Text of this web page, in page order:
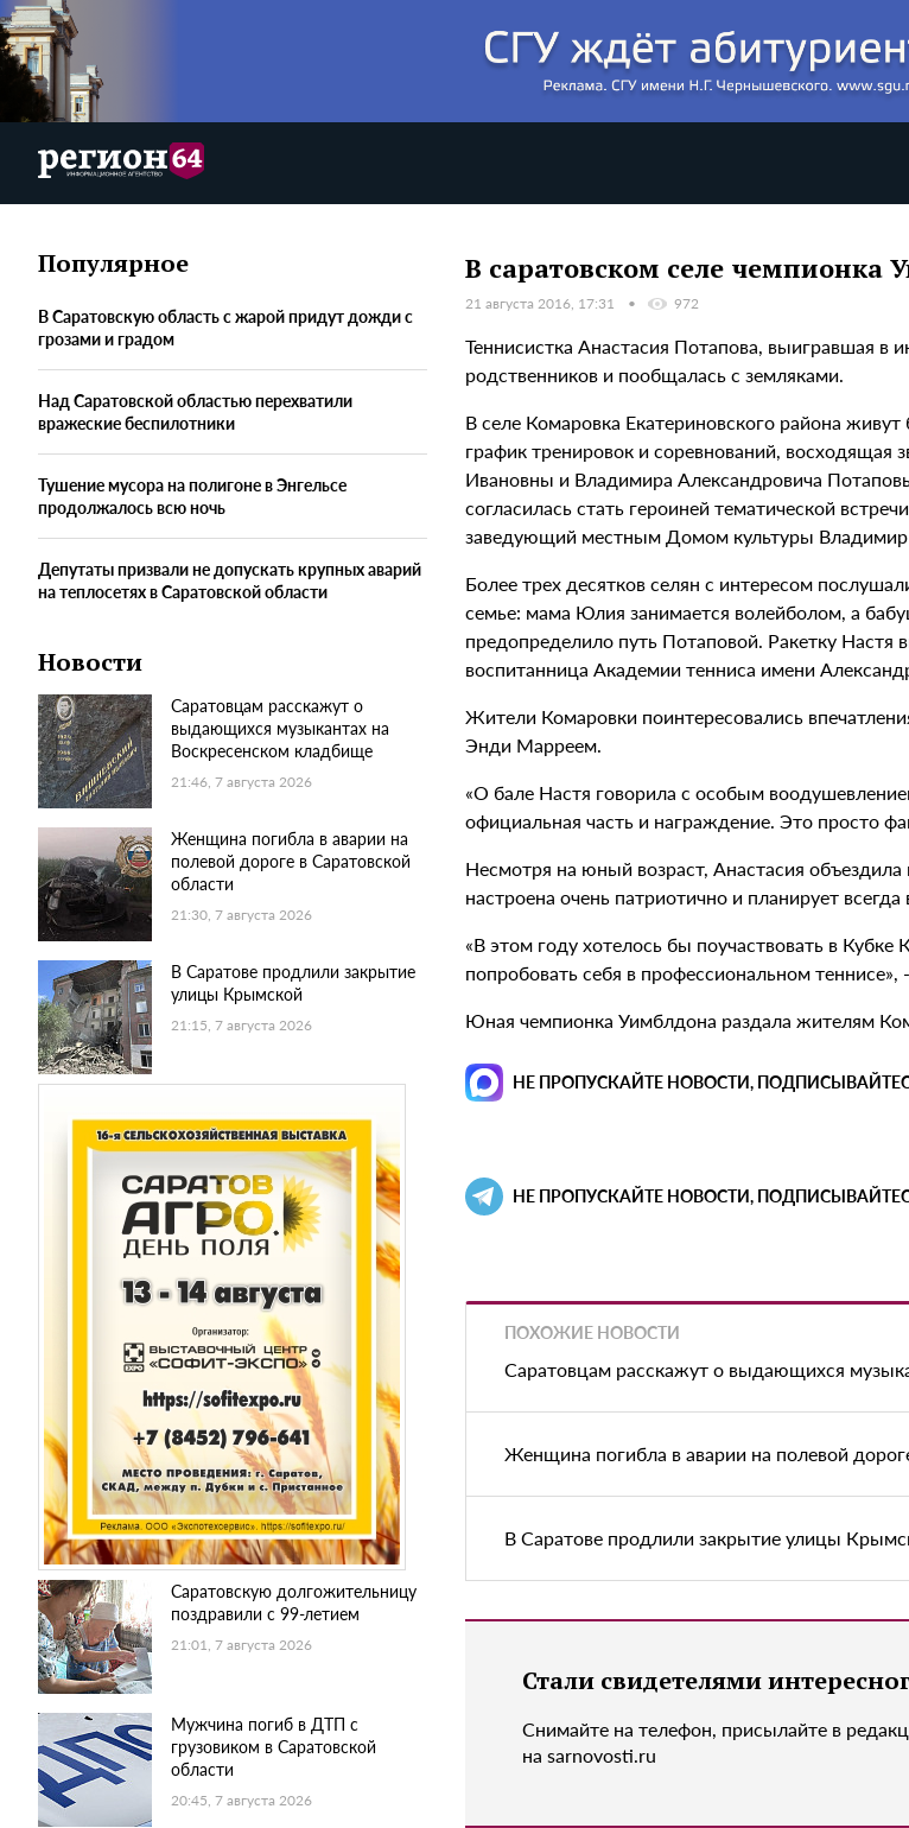
Популярное
В Саратовскую область с жарой придут дожди с
грозами и градом
Над Саратовской областью перехватили
вражеские беспилотники
Тушение мусора на полигоне в Энгельсе
продолжалось всю ночь
Депутаты призвали не допускать крупных аварий
на теплосетях в Саратовской области
Новости
Саратовцам расскажут о
выдающихся музыкантах на
Воскресенском кладбище
21:46, 7 августа 2026
Женщина погибла в аварии на
полевой дороге в Саратовской
области
21:30, 7 августа 2026
В Саратове продлили закрытие
улицы Крымской
21:15, 7 августа 2026
Саратовскую долгожительницу
поздравили с 99-летием
21:01, 7 августа 2026
Мужчина погиб в ДТП с
грузовиком в Саратовской
области
20:45, 7 августа 2026
В саратовском селе чемпионка
21 августа 2016, 17:31 972
Теннисистка Анастасия Потапова, выигравшая
родственников и пообщалась с земляками.
В селе Комаровка Екатериновского района
график тренировок и соревнований, восходящая
Ивановны и Владимира Александровича
согласилась стать героиней тематической
заведующий местным Домом культуры Владимир
Более трех десятков селян с интересом
семье: мама Юлия занимается волейболом, а
предопределило путь Потаповой. Ракетку Настя
воспитанница Академии тенниса имени
Жители Комаровки поинтересовались
Энди Марреем.
«О бале Настя говорила с особым
официальная часть и награждение. Это просто
Несмотря на юный возраст, Анастасия
настроена очень патриотично и планирует
«В этом году хотелось бы поучаствовать в
попробовать себя в профессиональном
Юная чемпионка Уимблдона раздала жителям
НЕ ПРОПУСКАЙТЕ НОВОСТИ,
НЕ ПРОПУСКАЙТЕ НОВОСТИ,
ПОХОЖИЕ НОВОСТИ
Саратовцам расскажут о выдающихся
Женщина погибла в аварии на полевой
В Саратове продлили закрытие улицы
Стали свидетелями
Снимайте на телефон, присылайте в
на sarnovosti.ru